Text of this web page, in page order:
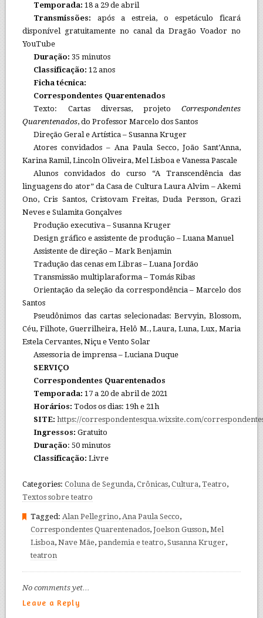
Temporada:18 a 29 de abril
Transmissões:após a estreia, o espetáculo ficará
disponível gratuitamente no canal da Dragão Voador no
YouTube
Duração:35 minutos
Classificação:12 anos
Ficha técnica:
Correspondentes Quarentenados
Texto: Cartas diversas, projetoCorrespondentes
Quarentenados, do Professor Marcelo dos Santos
Direção Geral e Artística – Susanna Kruger
Atores convidados – Ana Paula Secco, João Sant’Anna,
Karina Ramil, Lincoln Oliveira, Mel Lisboa e Vanessa Pascale
Alunos convidados do curso “A Transcendência das
linguagens do ator” da Casa de Cultura Laura Alvim – Akemi
Ono, Cris Santos, Cristovam Freitas, Duda Persson, Grazi
Neves e Sulamita Gonçalves
Produção executiva – Susanna Kruger
Design gráfico e assistente de produção – Luana Manuel
Assistente de direção – Mark Benjamin
Tradução das cenas em Libras – Luana Jordão
Transmissão multiplaraforma – Tomás Ribas
Orientação da seleção da correspondência – Marcelo dos
Santos
Pseudônimos das cartas selecionadas: Bervyin, Blossom,
Céu, Filhote, Guerrilheira, Helô M., Laura, Luna, Lux, Maria
Estela Cervantes, Niçu e Vento Solar
Assessoria de imprensa – Luciana Duque
SERVIÇO
Correspondentes Quarentenados
Temporada: 17 a 20 de abril de 2021
Horários: Todos os dias: 19h e 21h
SITE:https://correspondentesqua.wixsite.com/
Ingressos: Gratuito
Duração: 50 minutos
Classificação: Livre
Categories: Coluna de Segunda, Crônicas, Cultura, Teatro,
Textos sobre teatro
Tagged: Alan Pellegrino, Ana Paula Secco,
Correspondentes Quarentenados, Joelson Gusson, Mel
Lisboa, Nave Mãe, pandemia e teatro, Susanna Kruger,
teatron
No comments yet…
Leave a Reply